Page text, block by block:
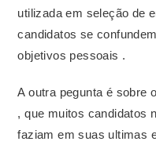
utilizada em seleção de
candidatos se
objetivos pessoais .
A outra pegunta é sobre o
, que muitos candidatos
faziam em suas ultimas